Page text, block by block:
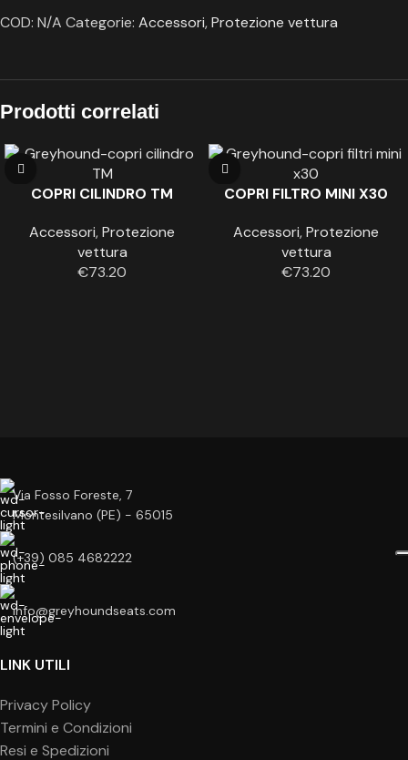
COD: N/A Categorie: Accessori,Protezione vettura
Prodotti correlati
COPRI CILINDRO TM
Accessori,Protezione
vettura
€73.20
COPRI FILTRO MINI X30
Accessori,Protezione
vettura
€73.20
Via Fosso Foreste, 7
Montesilvano (PE) - 65015
(+39) 085 4682222
info@greyhoundseats.com
LINK UTILI
Privacy Policy
Termini e Condizioni
Resi e Spedizioni